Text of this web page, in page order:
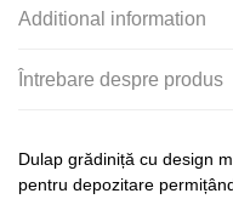
Additional information
Întrebare despre produs
Dulap grădiniță cu design
pentru depozitare